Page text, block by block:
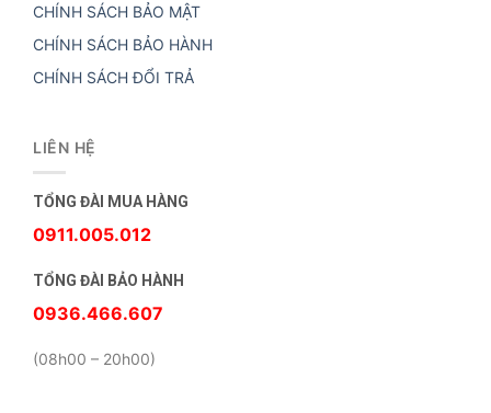
CHÍNH SÁCH BẢO MẬT
CHÍNH SÁCH BẢO HÀNH
CHÍNH SÁCH ĐỔI TRẢ
LIÊN HỆ
TỔNG ĐÀI MUA HÀNG
0911.005.012
TỔNG ĐÀI BẢO HÀNH
0936.466.607
(08h00 – 20h00)